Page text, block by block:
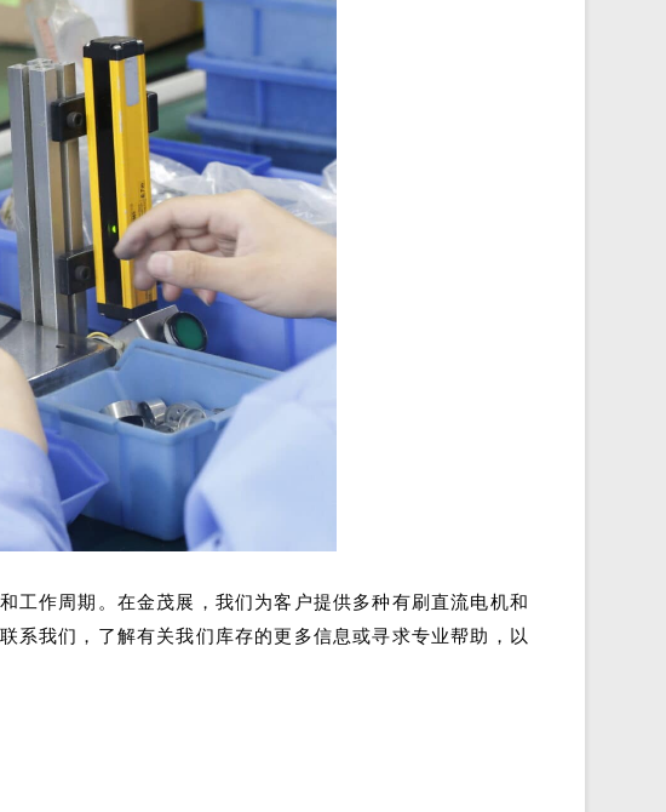
工作周期。在金茂展，我们为客户提供多种有刷直流电机和
系我们，了解有关我们库存的更多信息或寻求专业帮助，以